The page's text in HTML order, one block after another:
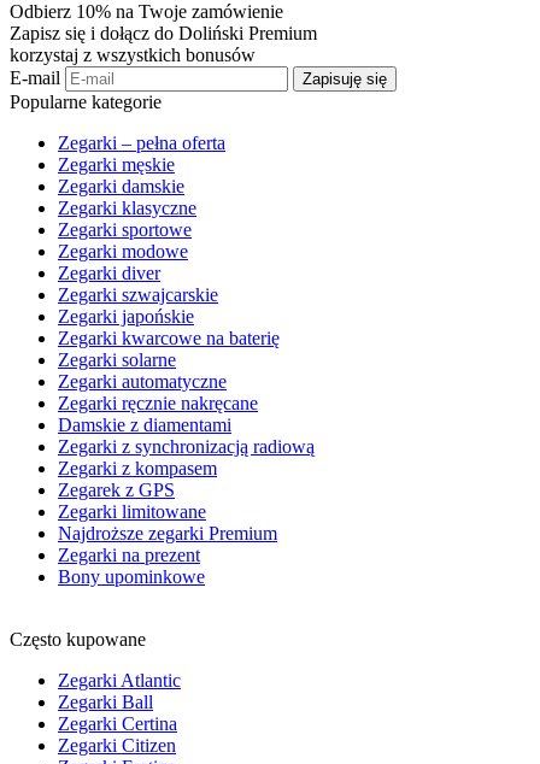
Odbierz 10% na Twoje zamówienie
Zapisz się i dołącz do Doliński Premium
korzystaj z wszystkich bonusów
E-mail
Zapisuję się
Popularne kategorie
Zegarki – pełna oferta
Zegarki męskie
Zegarki damskie
Zegarki klasyczne
Zegarki sportowe
Zegarki modowe
Zegarki diver
Zegarki szwajcarskie
Zegarki japońskie
Zegarki kwarcowe na baterię
Zegarki solarne
Zegarki automatyczne
Zegarki ręcznie nakręcane
Damskie z diamentami
Zegarki z synchronizacją radiową
Zegarki z kompasem
Zegarek z GPS
Zegarki limitowane
Najdroższe zegarki Premium
Zegarki na prezent
Bony upominkowe
Często kupowane
Zegarki Atlantic
Zegarki Ball
Zegarki Certina
Zegarki Citizen